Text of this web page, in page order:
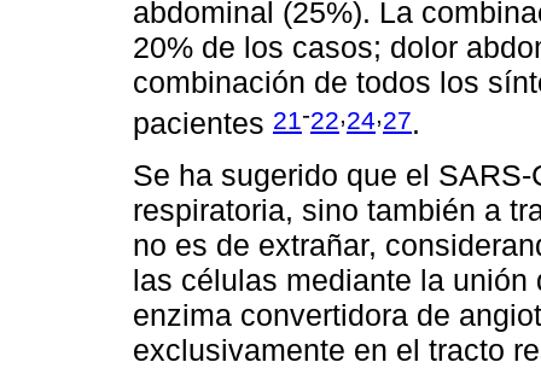
abdominal (25%). La
20% de los casos; dolor
combinación de todos los
pacientes 21 -22,24,27.
Se ha sugerido que el
respiratoria, sino también a
no es de extrañar,
las células mediante la
enzima convertidora de
exclusivamente en el tracto